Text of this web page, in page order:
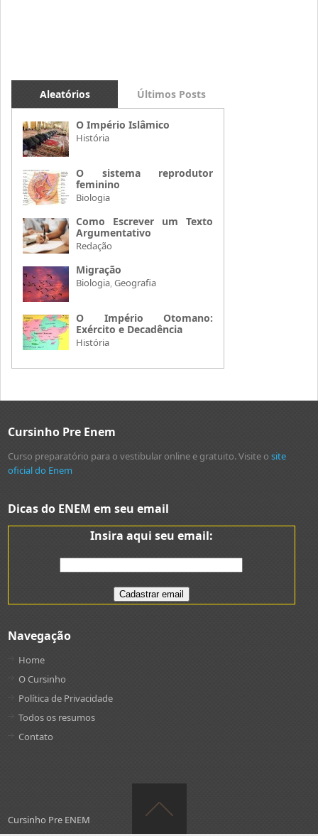
Aleatórios Últimos Posts
O Império Islâmico
História
O sistema reprodutor
feminino
Biologia
Como Escrever um Texto
Argumentativo
Redação
Migração
Biologia,Geografia
O Império Otomano:
Exército e Decadência
História
Cursinho Pre Enem
Curso preparatório para o vestibular online e gratuito. Visite osite
oficial do Enem
Dicas do ENEM em seu email
Insira aqui seu email:
Navegação
Home
O Cursinho
Política de Privacidade
Todos os resumos
Contato
Cursinho Pre ENEM